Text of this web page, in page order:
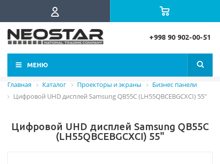
+998 90 902-00-51
МЕНЮ
Главная Каталог Проекторы и экраны
Бизнес панели
Цифровой UHD дисплей Samsung QB55C (LH55QBCEBGCXCI) 55"
Цифровой UHD дисплей Samsung QB55C
(LH55QBCEBGCXCI) 55"